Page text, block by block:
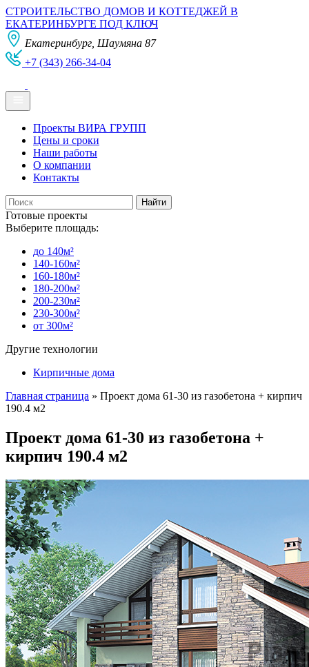
СТРОИТЕЛЬСТВО ДОМОВ И КОТТЕДЖЕЙ В
ЕКАТЕРИНБУРГЕ ПОД КЛЮЧ
Екатеринбург, Шаумяна 87
+7 (343) 266-34-04
Проекты ВИРА ГРУПП
Цены и сроки
Наши работы
О компании
Контакты
Готовые проекты
Выберите площадь:
до 140м²
140-160м²
160-180м²
180-200м²
200-230м²
230-300м²
от 300м²
Другие технологии
Кирпичные дома
Главная страница » Проект дома 61-30 из газобетона + кирпич
190.4 м2
Проект дома 61-30 из газобетона +
кирпич 190.4 м2